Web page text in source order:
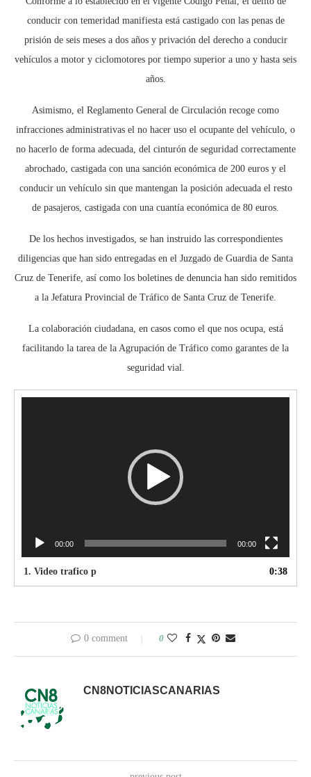
conducir con temeridad manifiesta está castigado con las penas de
prisión de seis meses a dos años y privación del derecho a conducir
vehículos a motor y ciclomotores por tiempo superior a uno y hasta seis
años.
Asimismo, el Reglamento General de Circulación recoge como
infracciones administrativas el no hacer uso el ocupante del vehículo, o
no hacerlo de forma adecuada, del cinturón de seguridad correctamente
abrochado, castigada con una sanción económica de 200 euros y el
conducir un vehículo sin que mantengan la posición adecuada el resto
de pasajeros, castigada con una cuantía económica de 80 euros.
De los hechos investigados, se han instruido las correspondientes
diligencias que han sido entregadas en el Juzgado de Guardia de Santa
Cruz de Tenerife, así como los boletines de denuncia han sido remitidos
a la Jefatura Provincial de Tráfico de Santa Cruz de Tenerife.
La colaboración ciudadana, en casos como el que nos ocupa, está
facilitando la tarea de la Agrupación de Tráfico como garantes de la
seguridad vial.
00:00 00:00
1. Video trafico p 0:38
0 comment 0
CN8NOTICIASCANARIAS